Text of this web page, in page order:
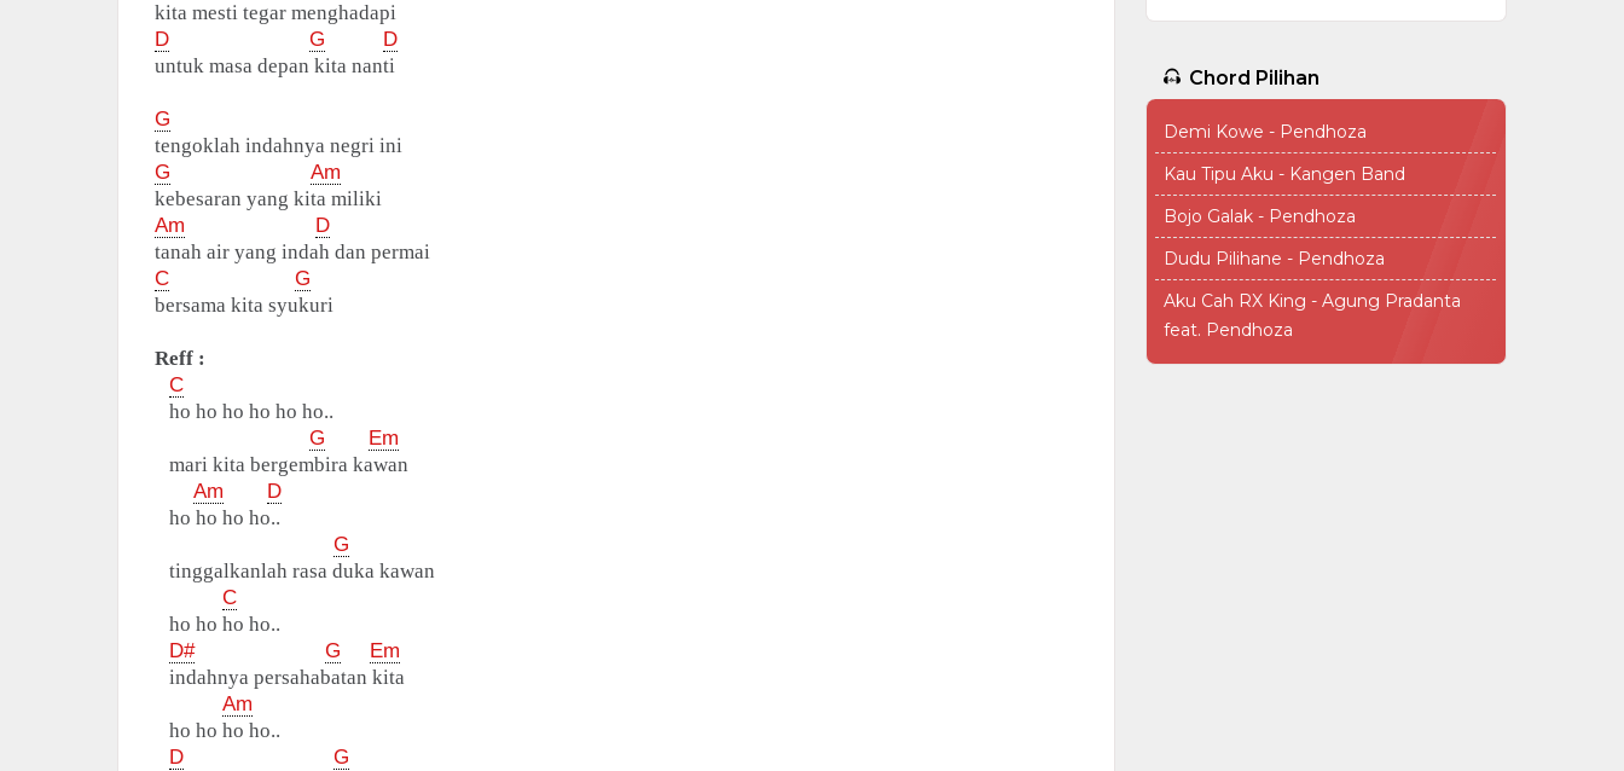
kita mesti tegar menghadapi
D
G
D
untuk masa depan kita nanti
G
tengoklah indahnya negri ini
G
Am
kebesaran yang kita miliki
Am
D
tanah air yang indah dan permai
C
G
bersama kita syukuri
Reff :
C
ho ho ho ho ho ho..
G
Em
mari kita bergembira kawan
Am
D
ho ho ho ho..
G
tinggalkanlah rasa duka kawan
C
ho ho ho ho..
D#
G
Em
indahnya persahabatan kita
Am
ho ho ho ho..
D
G
Chord Pilihan
Demi Kowe - Pendhoza
Kau Tipu Aku - Kangen Band
Bojo Galak - Pendhoza
Dudu Pilihane - Pendhoza
Aku Cah RX King - Agung Pradanta
feat. Pendhoza